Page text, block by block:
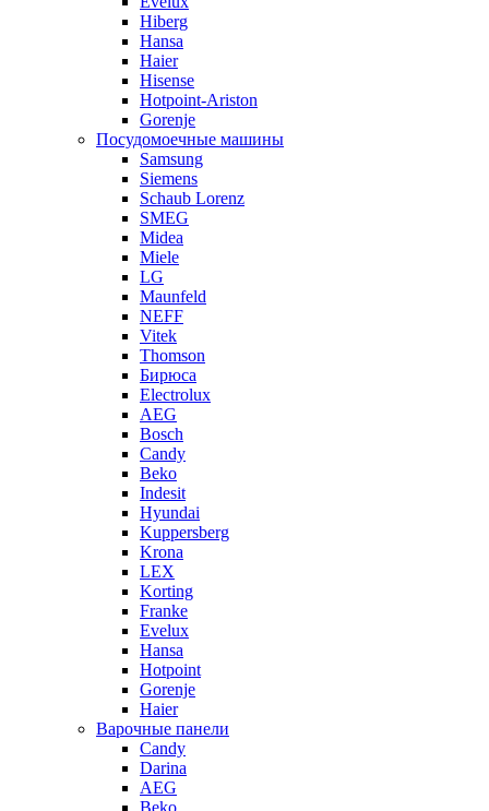
Hiberg
Hansa
Haier
Hisense
Hotpoint-Ariston
Gorenje
Посудомоечные машины
Samsung
Siemens
Schaub Lorenz
SMEG
Midea
Miele
LG
Maunfeld
NEFF
Vitek
Thomson
Бирюса
Electrolux
AEG
Bosch
Candy
Beko
Indesit
Hyundai
Kuppersberg
Krona
LEX
Korting
Franke
Evelux
Hansa
Hotpoint
Gorenje
Haier
Варочные панели
Candy
Darina
AEG